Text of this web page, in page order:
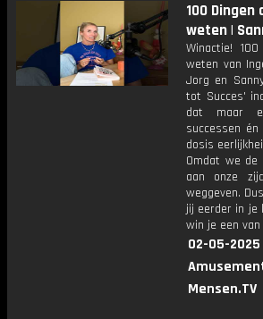
100
weten |
Winactie!
weten van
Jorg en
tot Succes'
dat maar
successen
dosis
Omdat we de
aan onze
weggeven.
jij eerder in je
win je een van
02-05-
Mensen.TV